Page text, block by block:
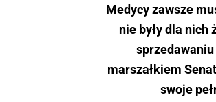
Medycy zawsze
nie były dla nich
marszałkiem
swoje